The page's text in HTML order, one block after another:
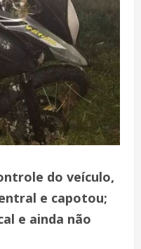
do veículo,
e capotou;
e ainda não